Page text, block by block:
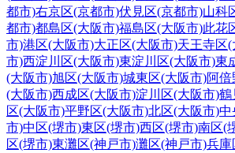
都市)右京区(京都市)伏見区(京都市)山科
都市)都島区(大阪市)福島区(大阪市)此花
市)港区(大阪市)大正区(大阪市)天王寺区
市)西淀川区(大阪市)東淀川区(大阪市)東
(大阪市)旭区(大阪市)城東区(大阪市)阿
(大阪市)西成区(大阪市)淀川区(大阪市)鶴
区(大阪市)平野区(大阪市)北区(大阪市)中
市)中区(堺市)東区(堺市)西区(堺市)南区(
区(堺市)東灘区(神戸市)灘区(神戸市)兵庫